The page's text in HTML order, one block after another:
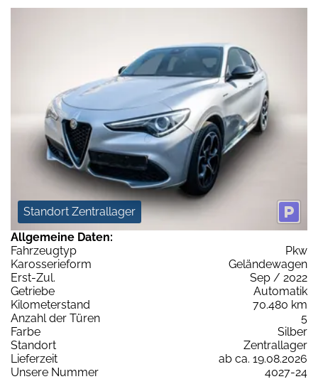
Standort Zentrallager
Allgemeine Daten:
Fahrzeugtyp
Pkw
Karosserieform
Geländewagen
Erst-Zul.
Sep / 2022
Getriebe
Automatik
Kilometerstand
70.480 km
Anzahl der Türen
5
Farbe
Silber
Standort
Zentrallager
Lieferzeit
ab ca. 19.08.2026
Unsere Nummer
4027-24